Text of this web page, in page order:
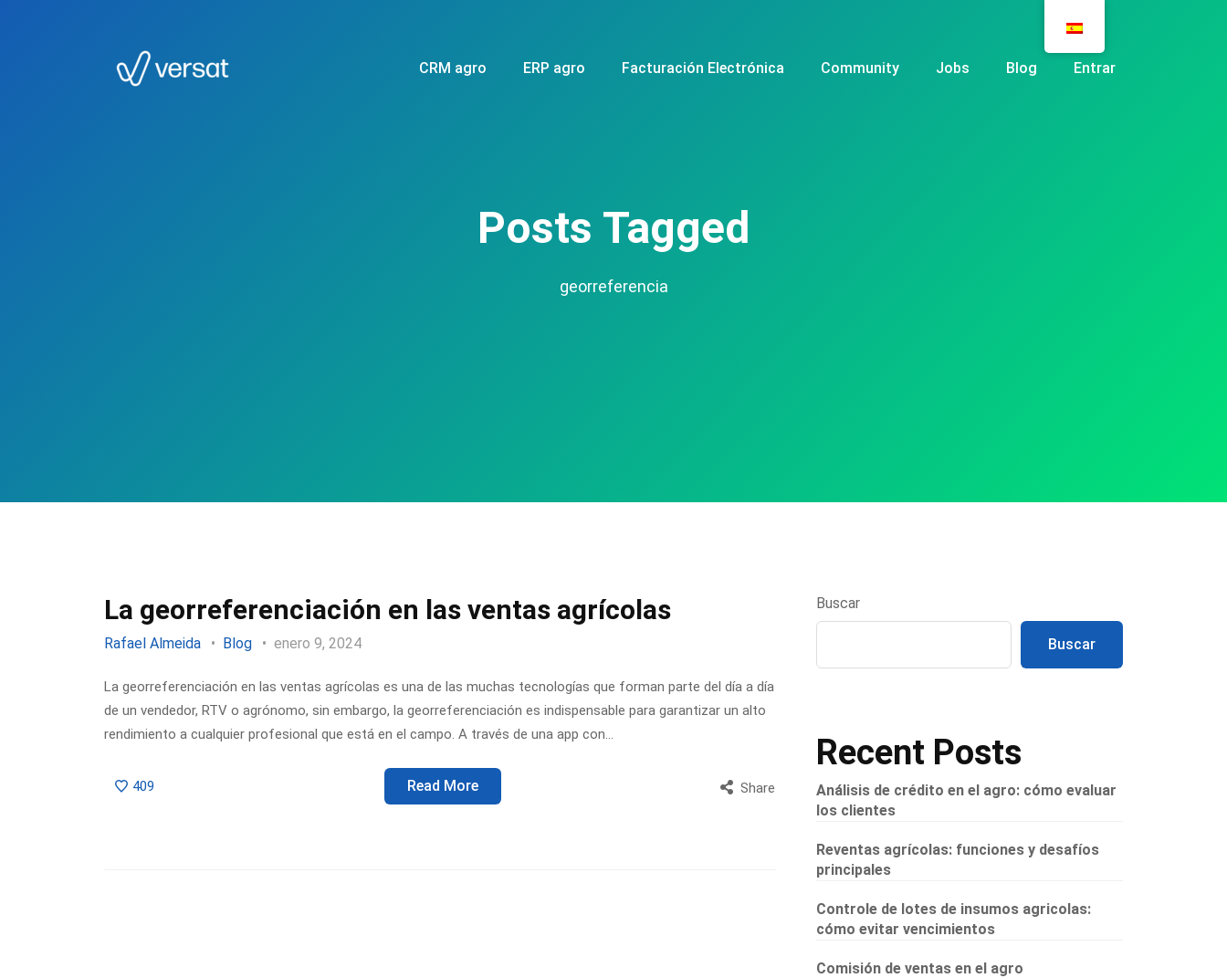
CRM agro ERP agro Facturación Electrónica Community Jobs Blog Entrar
Posts Tagged
georreferencia
La georreferenciación en las ventas agrícolas
Rafael Almeida Blog enero 9, 2024
La georreferenciación en las ventas agrícolas es una de las muchas tecnologías que forman parte del día a día
de un vendedor, RTV o agrónomo, sin embargo, la georreferenciación es indispensable para garantizar un alto
rendimiento a cualquier profesional que está en el campo. A través de una app con…
409 Read More Share
Buscar
Buscar
Recent Posts
Análisis de crédito en el agro: cómo evaluar
los clientes
Reventas agrícolas: funciones y desafíos
principales
Controle de lotes de insumos agricolas:
cómo evitar vencimientos
Comisión de ventas en el agro